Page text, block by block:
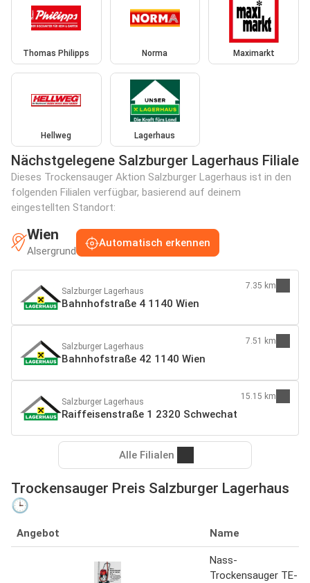
Thomas Philipps Norma Maximarkt
Hellweg Lagerhaus
Nächstgelegene Salzburger Lagerhaus Filiale
Dieses Trockensauger Aktion Salzburger Lagerhaus ist in den
folgenden Filialen verfügbar, basierend auf deinem
eingestellten Standort:
Wien
Alsergrund
Automatisch erkennen
Salzburger Lagerhaus
Bahnhofstraße 4 1140 Wien
7.35 km
Salzburger Lagerhaus
Bahnhofstraße 42 1140 Wien
7.51 km
Salzburger Lagerhaus
Raiffeisenstraße 1 2320 Schwechat
15.15 km
Alle Filialen
Trockensauger Preis Salzburger Lagerhaus
🕒
Angebot Name
Nass-
Trockensauger TE-